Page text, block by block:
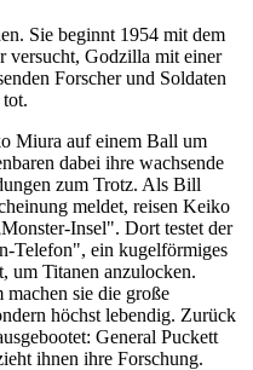
Sie beginnt 1954 mit dem
versucht, Godzilla mit einer
Forscher und Soldaten
Miura auf einem Ball um
dabei ihre wachsende
zum Trotz. Als Bill
meldet, reisen Keiko
Insel". Dort testet der
Telefon", ein kugelförmiges
um Titanen anzulocken.
sie die große
höchst lebendig. Zurück
General Puckett
ihnen ihre Forschung.